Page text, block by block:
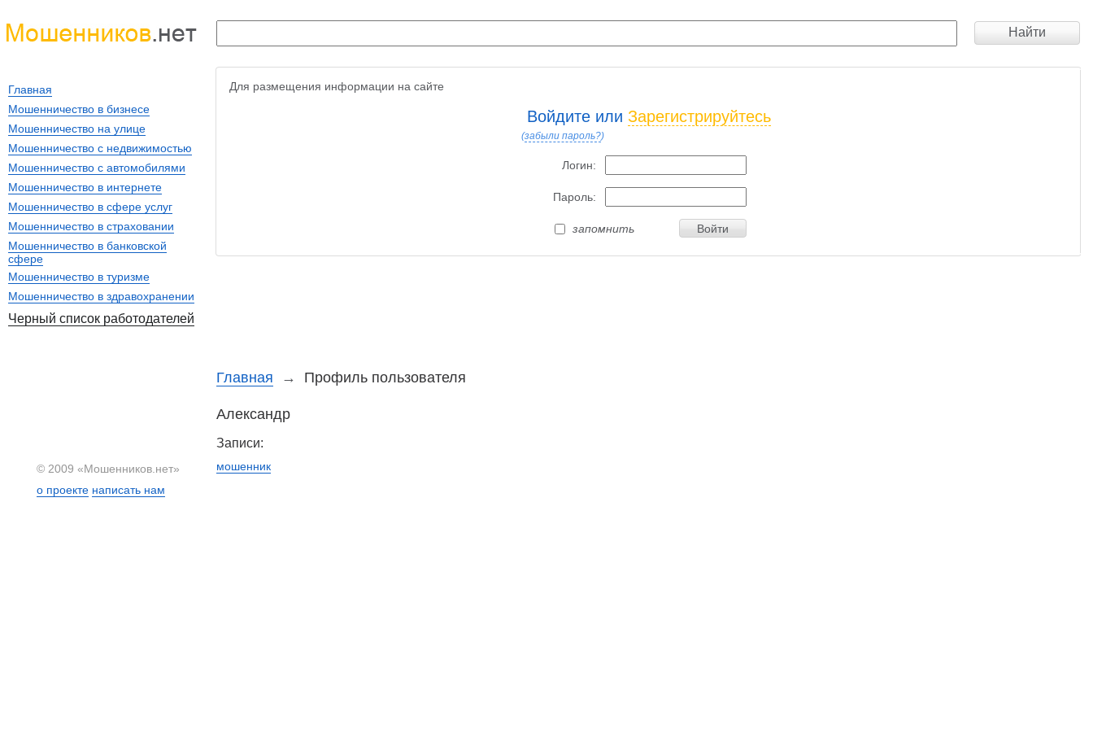
Найти
Для размещения информации на сайте
Войдите или Зарегистрируйтесь
(забыли пароль?)
Логин:
Пароль:
запомнить Войти
Главная → Профиль пользователя
Александр
Записи:
мошенник
Главная
Мошенничество в бизнесе
Мошенничество на улице
Мошенничество с недвижимостью
Мошенничество с автомобилями
Мошенничество в интернете
Мошенничество в сфере услуг
Мошенничество в страховании
Мошенничество в банковской
сфере
Мошенничество в туризме
Мошенничество в здравохранении
Черный список работодателей
© 2009 «Мошенников.нет»
о проекте написать нам